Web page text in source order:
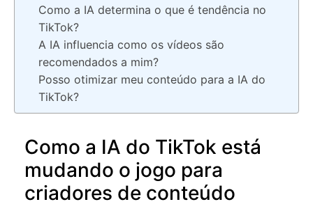
Como a IA determina o que é tendência no
TikTok?
A IA influencia como os vídeos são
recomendados a mim?
Posso otimizar meu conteúdo para a IA do
TikTok?
Como a IA do TikTok está
mudando o jogo para
criadores de conteúdo